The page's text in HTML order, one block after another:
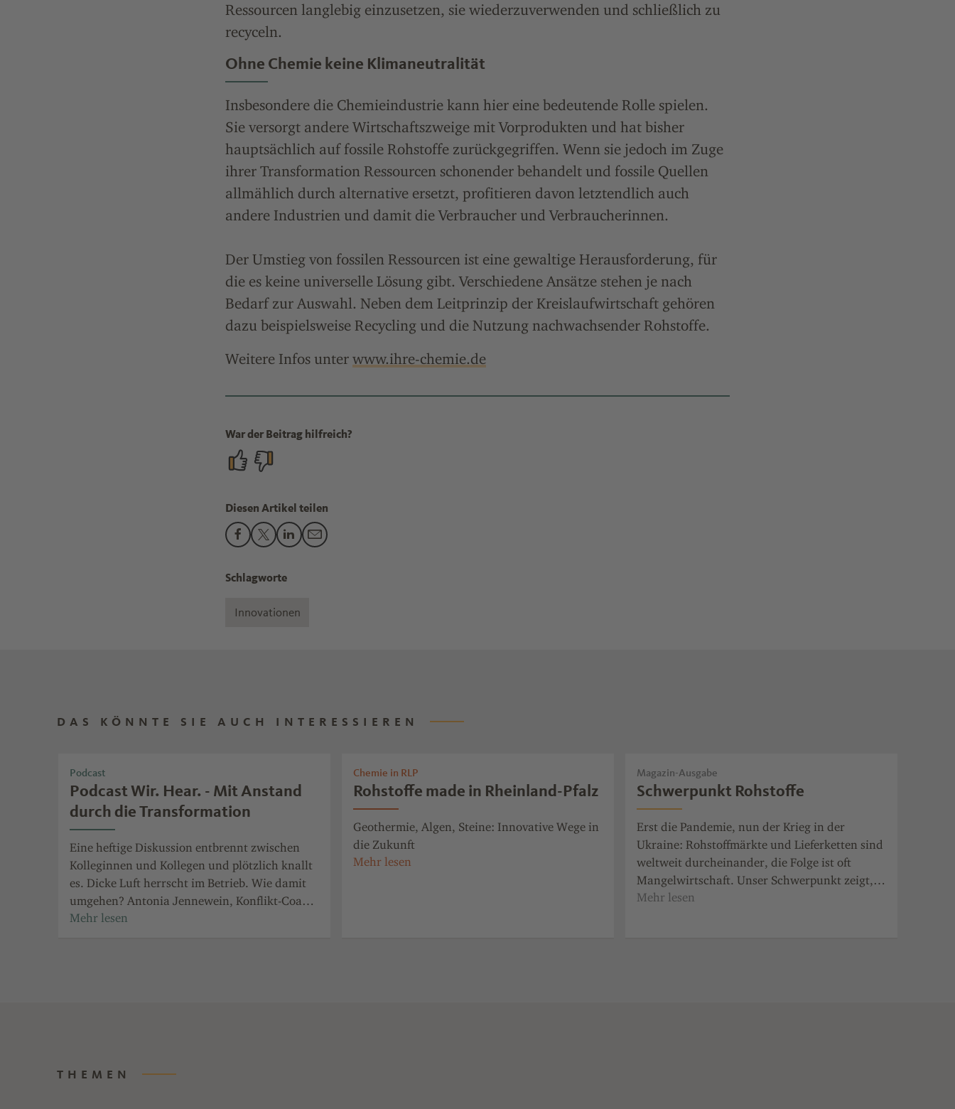
Ressourcen langlebig einzusetzen, sie wiederzuverwenden und schließlich zu
recyceln.
Ohne Chemie keine Klimaneutralität
Insbesondere die Chemieindustrie kann hier eine bedeutende Rolle spielen.
Sie versorgt andere Wirtschaftszweige mit Vorprodukten und hat bisher
hauptsächlich auf fossile Rohstoffe zurückgegriffen. Wenn sie jedoch im Zuge
ihrer Transformation Ressourcen schonender behandelt und fossile Quellen
allmählich durch alternative ersetzt, profitieren davon letztendlich auch
andere Industrien und damit die Verbraucher und Verbraucherinnen.
Der Umstieg von fossilen Ressourcen ist eine gewaltige Herausforderung, für
die es keine universelle Lösung gibt. Verschiedene Ansätze stehen je nach
Bedarf zur Auswahl. Neben dem Leitprinzip der Kreislaufwirtschaft gehören
dazu beispielsweise Recycling und die Nutzung nachwachsender Rohstoffe.
Weitere Infos unter www.ihre-chemie.de
War der Beitrag hilfreich?
Diesen Artikel teilen
Den Beitrag "Neue Kampagnen-Runde von „Ihre Chemie“" teilen auf Facebook
Den Beitrag "Neue Kampagnen-Runde von „Ihre Chemie“" teilen auf X
Den Beitrag "Neue Kampagnen-Runde von „Ihre Chemie“" teilen auf LinkedIn
Den Beitrag "Neue Kampagnen-Runde von „Ihre Chemie“" teilen per E-Mail
Schlagworte
Innovationen
DAS KÖNNTE SIE AUCH INTERESSIEREN
Podcast
Podcast Wir. Hear. - Mit Anstand
durch die Transformation
Eine heftige Diskussion entbrennt zwischen
Kolleginnen und Kollegen und plötzlich knallt
es. Dicke Luft herrscht im Betrieb. Wie damit
umgehen? Antonia Jennewein, Konflikt-Coach
und zertifizierte Mediatorin, weiß, was in
mir spricht heute Antonia Jennewein. Sie ist
Chemie in RLP
Rohstoffe made in Rheinland-Pfalz
Geothermie, Algen, Steine: Innovative Wege in
die Zukunft
Magazin-Ausgabe
Schwerpunkt Rohstoffe
Erst die Pandemie, nun der Krieg in der
Ukraine: Rohstoffmärkte und Lieferketten sind
weltweit durcheinander, die Folge ist oft
Mangelwirtschaft. Unser Schwerpunkt zeigt,
unter welchen Druck das die Chemieindustrie
THEMEN